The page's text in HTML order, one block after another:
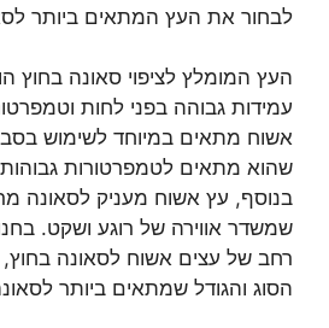
לבחור את העץ המתאים ביותר
העץ המומלץ לציפוי סאונה
עמידות גבוהה בפני לחות
אשוח מתאים במיוחד לשימוש
שהוא מתאים לטמפרטורות גבוהות
בנוסף, עץ אשוח מעניק לסאונה
שמשדר אווירה של רוגע ושקט.
רחב של עצים אשוח לסאונה בחוץ,
הסוג והגודל שמתאים ביותר